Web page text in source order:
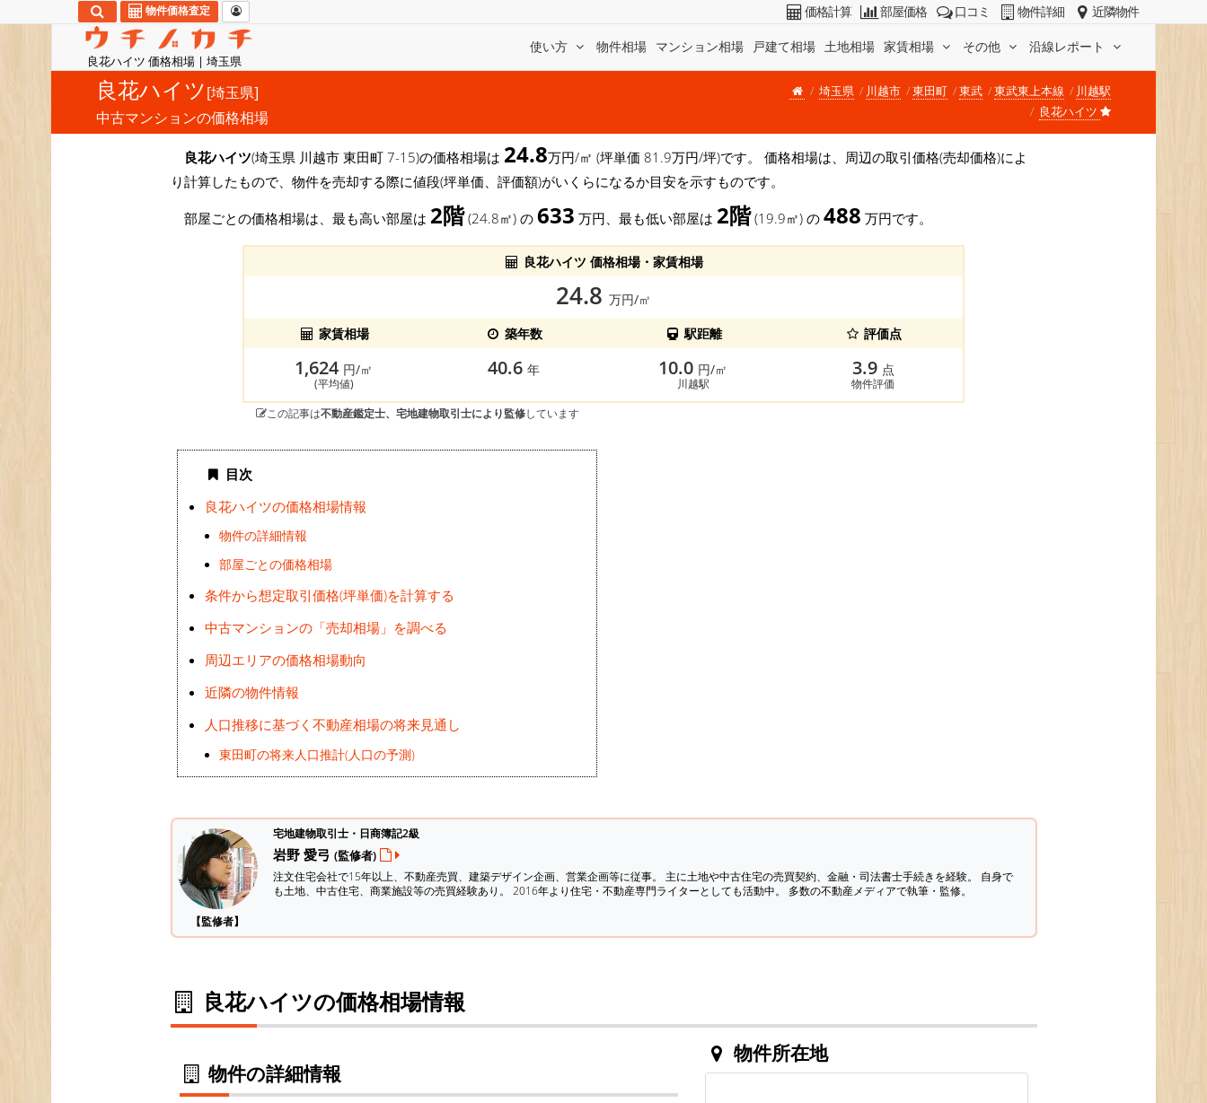
良花ハイツ 価格相場 | 埼玉県
使い方 物件相場 マンション相場 戸建て相場 土地相場 家賃相場 その他 沿線レポート
物件価格査定 価格計算 部屋価格 口コミ 物件詳細 近隣物件
良花ハイツ[埼玉県]
中古マンションの価格相場
埼玉県 川越市 東田町 東武 東武東上本線
川越駅
良花ハイツ
良花ハイツ(埼玉県 川越市 東田町 7-15)の価格相場は 24.8万円/㎡ (坪単価 81.9万円/坪)です。 価格相場は、周辺の取引価格(売却価格)によ
り計算したもので、物件を売却する際に値段(坪単価、評価額)がいくらになるか目安を示すものです。
部屋ごとの価格相場は、最も高い部屋は 2階(24.8㎡) の 633 万円、最も低い部屋は 2階(19.9㎡) の 488 万円です。
良花ハイツ 価格相場・家賃相場
24.8 万円/㎡
家賃相場
築年数 駅距離 評価点
1,624 円/㎡
(平均値)
40.6 年 10.0 円/㎡
川越駅
3.9 点
物件評価
この記事は不動産鑑定士、宅地建物取引士により監修しています
目次
良花ハイツの価格相場情報
物件の詳細情報
部屋ごとの価格相場
条件から想定取引価格(坪単価)を計算する
中古マンションの「売却相場」を調べる
周辺エリアの価格相場動向
近隣の物件情報
人口推移に基づく不動産相場の将来見通し
東田町の将来人口推計(人口の予測)
【監修者】
宅地建物取引士・日商簿記2級
岩野 愛弓 (監修者)
注文住宅会社で15年以上、不動産売買、建築デザイン企画、営業企画等に従事。 主に土地や中古住宅の売買契約、金融・司法書士手続きを経験。 自身で
も土地、中古住宅、商業施設等の売買経験あり。 2016年より住宅・不動産専門ライターとしても活動中。 多数の不動産メディアで執筆・監修。
良花ハイツの価格相場情報
物件の詳細情報
物件所在地